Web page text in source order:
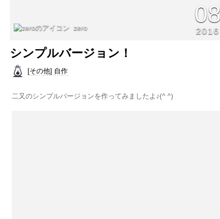
zero 2016
シンプルバージョン！
[その他] 自作
二又のシンプルバージョンを作ってみましたよ♪(^ ^)